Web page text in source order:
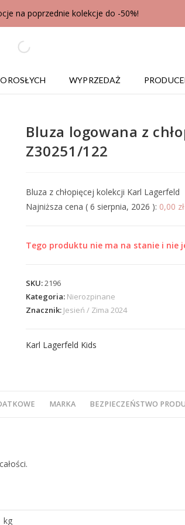
na poprzednie kolekcje do -50%!
WYPRZEDAŻ
Bluza logowana z
Z30251/122
Bluza z chłopięcej kolekcji Karl Lagerfeld
Najniższa cena ( 6 sierpnia, 2026 ): 0,00 zł
Tego produktu nie ma na stanie i nie
SKU:2196
Kategoria: Nierozpinane
Znacznik: Jesień / Zima 2024
Karl Lagerfeld Kids
MARKA BEZPIECZEŃSTWO
kg